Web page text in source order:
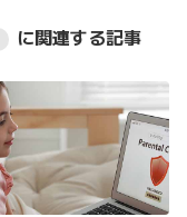
に関連する記事